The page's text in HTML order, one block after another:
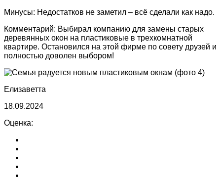
Минусы: Недостатков не заметил – всё сделали как надо.
Комментарий: Выбирал компанию для замены старых
деревянных окон на пластиковые в трехкомнатной
квартире. Остановился на этой фирме по совету друзей и
полностью доволен выбором!
Елизаветта
18.09.2024
Оценка: